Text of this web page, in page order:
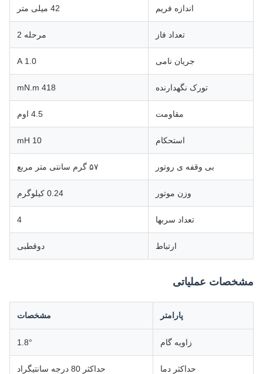
اندازه فریم 42 میلی متر
تعداد فاز مرحله 2
جریان نامی 1.0 A
تورک نگهدارنده 418 mN.m
مقاومت 4.5 اوم
استحکام 10 mH
بی وقفه ی روتور ۵۷ گرم سانتی متر مربع
وزن موتور 0.24 کیلوگرم
تعداد سربها 4
ارتباط دوقطبی
مشخصات عملیاتی
پارامتر مشخصات
زاویه گام 1.8°
حداکثر دما حداکثر 80 درجه سانتیگراد